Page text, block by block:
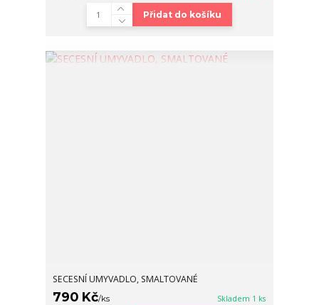
Přidat do košíku
SECESNÍ UMYVADLO, SMALTOVANÉ
790 Kč/ks Skladem 1 ks